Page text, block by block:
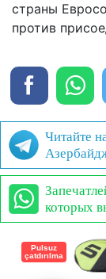
страны
против
Читайте
которых